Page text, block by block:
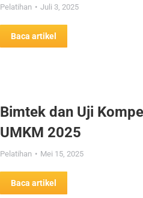
Pelatihan Juli 3, 2025
Baca artikel
Bimtek dan Uji
UMKM 2025
Pelatihan Mei 15, 2025
Baca artikel